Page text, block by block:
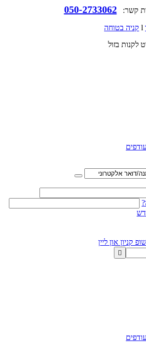
קשר: 050-2733062
קניה בטוחה
לקנות בזול
